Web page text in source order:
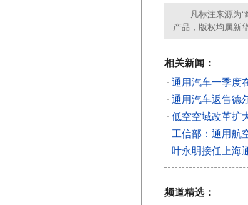
凡标注来源为“经
产品，版权均属新
相关新闻：
· 通用汽车一季度
· 通用汽车返售德
· 低空空域改革扩
· 工信部：通用航
· 叶永明接任上海
频道精选：